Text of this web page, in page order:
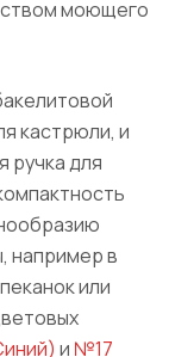
моющего
кастрюли, и
ручка для
например в
или
) и №17